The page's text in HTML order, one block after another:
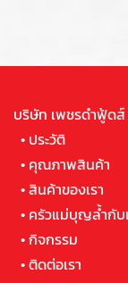
บริษัท เพชรดำฟู้ด
• ประวัติ
• คุณภาพสินค้า
•สินค้าของเรา
• ครัวแม่บุญล้ำกับ
•กิจกรรม
•ติดต่อเรา